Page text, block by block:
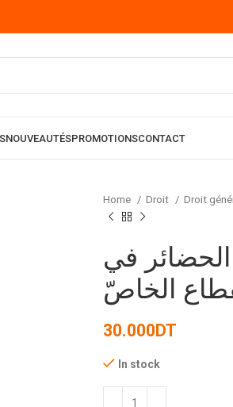
NOUVEAUTÉSPROMOTIONSCONTACT
Home Droit Droit
الحضائر في
الخاصّ
30.000DT
In stock